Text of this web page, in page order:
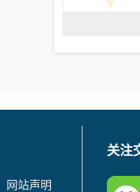
网站声明
关注